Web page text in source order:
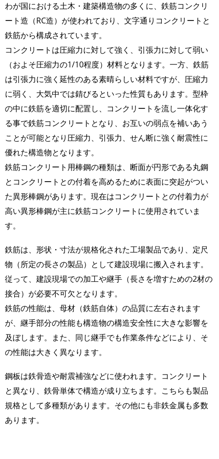
わが国における土木・建築構造物の多くに、鉄筋コンクリ
ート造（RC造）が使われており、文字通りコンクリートと
鉄筋から構成されています。
コンクリートは圧縮力に対して強く、引張力に対して弱い
（およそ圧縮力の1/10程度）材料となります。一方、鉄筋
は引張力に強く延性のある素晴らしい材料ですが、圧縮力
に弱く、大気中では錆びるといった性質もあります。型枠
の中に鉄筋を適切に配置し、コンクリートを流し一体化す
る事で鉄筋コンクリートとなり、お互いの弱点を補いあう
ことが可能となり圧縮力、引張力、せん断に強く耐震性に
優れた構造物となります。
鉄筋コンクリート用棒鋼の種類は、断面が円形である丸鋼
とコンクリートとの付着を高めるために表面に突起がつい
た異形棒鋼があります。現在はコンクリートとの付着力が
高い異形棒鋼が主に鉄筋コンクリートに使用されていま
す。
鉄筋は、形状・寸法が規格化された工場製品であり、定尺
物（所定の長さの製品）として建設現場に搬入されます。
従って、建設現場での加工や継手（長さを増すための2材の
接合）が必要不可欠となります。
鉄筋の性能は、母材（鉄筋自体）の品質に左右されます
が、継手部分の性能も構造物の構造安全性に大きな影響を
及ぼします。また、同じ継手でも作業条件などにより、そ
の性能は大きく異なります。
鋼板は鉄骨造や耐震補強などに使われます。コンクリート
と異なり、鉄骨単体で構造が成り立ちます。こちらも製品
規格として多種類があります。その他にも非鉄金属も多数
あります。